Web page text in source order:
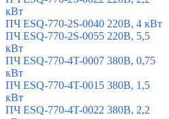
кВт
ПЧ ESQ-770-2S-0040 220В, 4 кВт
ПЧ ESQ-770-2S-0055 220В, 5,5
кВт
ПЧ ESQ-770-4T-0007 380В, 0,75
кВт
ПЧ ESQ-770-4T-0015 380В, 1,5
кВт
ПЧ ESQ-770-4T-0022 380В, 2,2